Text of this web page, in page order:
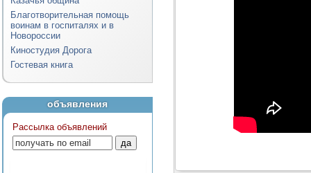
Благотворительная помощь
воинам в госпиталях и в
Новороссии
Киностудия Дорога
Гостевая книга
объявления
Рассылка объявлений